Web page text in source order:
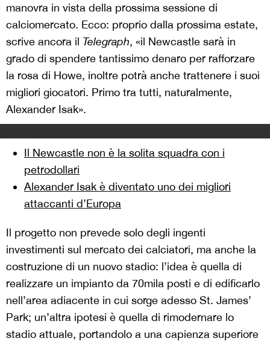
manovra in vista della prossima sessione di
calciomercato. Ecco: proprio dalla prossima estate,
scrive ancora il Telegraph, «il Newcastle sarà in
grado di spendere tantissimo denaro per rafforzare
la rosa di Howe, inoltre potrà anche trattenere i suoi
migliori giocatori. Primo tra tutti, naturalmente,
Alexander Isak».
Il Newcastle non è la solita squadra con i
petrodollari
Alexander Isak è diventato uno dei migliori
attaccanti d’Europa
Il progetto non prevede solo degli ingenti
investimenti sul mercato dei calciatori, ma anche la
costruzione di un nuovo stadio: l’idea è quella di
realizzare un impianto da 70mila posti e di edificarlo
nell’area adiacente in cui sorge adesso St. James’
Park; un’altra ipotesi è quella di rimodernare lo
stadio attuale, portandolo a una capienza superiore